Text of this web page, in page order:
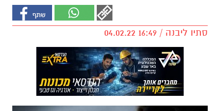
סתיו ליבנה / 16:49 04.02.22